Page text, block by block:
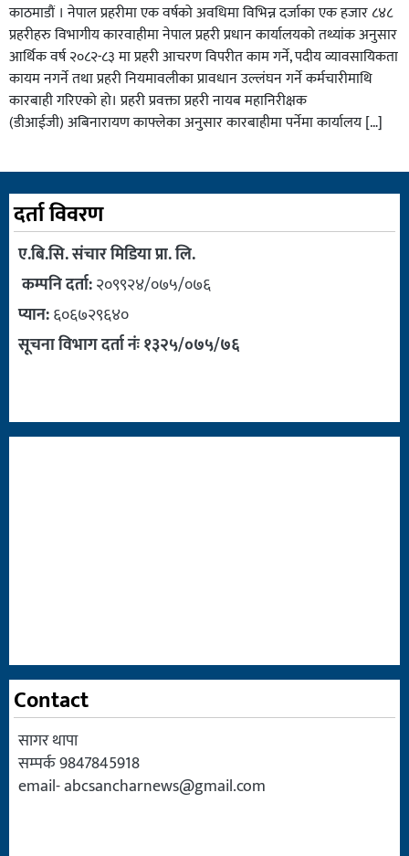
काठमाडौं । नेपाल प्रहरीमा एक वर्षको अवधिमा विभिन्न दर्जाका एक हजार ८४८
प्रहरीहरु विभागीय कारवाहीमा नेपाल प्रहरी प्रधान कार्यालयको तथ्यांक अनुसार
आर्थिक वर्ष २०८२-८३ मा प्रहरी आचरण विपरीत काम गर्ने, पदीय व्यावसायिकता
कायम नगर्ने तथा प्रहरी नियमावलीका प्रावधान उल्लंघन गर्ने कर्मचारीमाथि
कारबाही गरिएको हो। प्रहरी प्रवक्ता प्रहरी नायब महानिरीक्षक
(डीआईजी) अबिनारायण काफ्लेका अनुसार कारबाहीमा पर्नेमा कार्यालय […]
दर्ता विवरण
ए.बि.सि. संचार मिडिया प्रा. लि.
कम्पनि दर्ता:२०९९२४/०७५/०७६
प्यान:६०६७२९६४०
सूचना विभाग दर्ता नंः १३२५/०७५/७६
Contact
सागर थापा
सम्पर्क 9847845918
email-abcsancharnews@gmail.com